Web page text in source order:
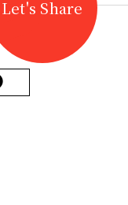
Let's Share